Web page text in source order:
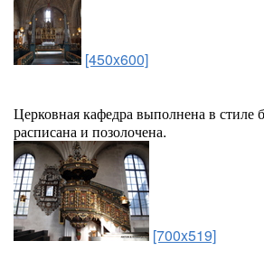
[450x600]
Церковная кафедра выполнена в стиле
расписана и позолочена.
[700x519]